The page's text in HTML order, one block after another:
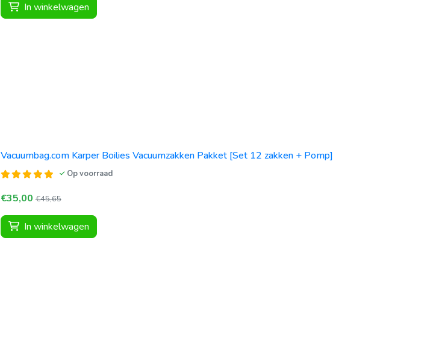
In winkelwagen
Vacuumbag.com Karper Boilies Vacuumzakken Pakket [Set 12 zakken + Pomp]
Op voorraad
€35,00€45,65
In winkelwagen